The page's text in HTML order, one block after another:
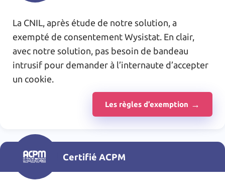
La CNIL, après étude de notre solution, a
exempté de consentement Wysistat. En clair,
avec notre solution, pas besoin de bandeau
intrusif pour demander à l’internaute d’accepter
un cookie.
Les règles d’exemption
Certifié ACPM